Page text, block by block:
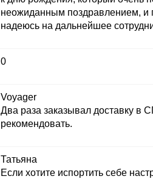
неожиданным поздравлением, и
надеюсь на дальнейшее
0
Voyager
Два раза заказывал доставку в
рекомендовать.
Татьяна
Если хотите испортить себе